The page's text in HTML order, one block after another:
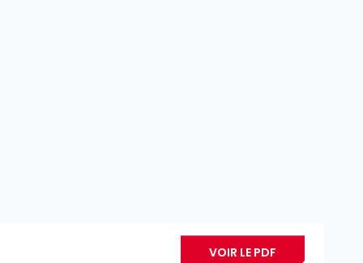
VOIR LE PDF